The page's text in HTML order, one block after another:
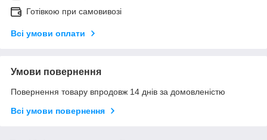
Готівкою при самовивозі
Всі умови оплати
Умови повернення
Повернення товару впродовж 14 днів за домовленістю
Всі умови повернення